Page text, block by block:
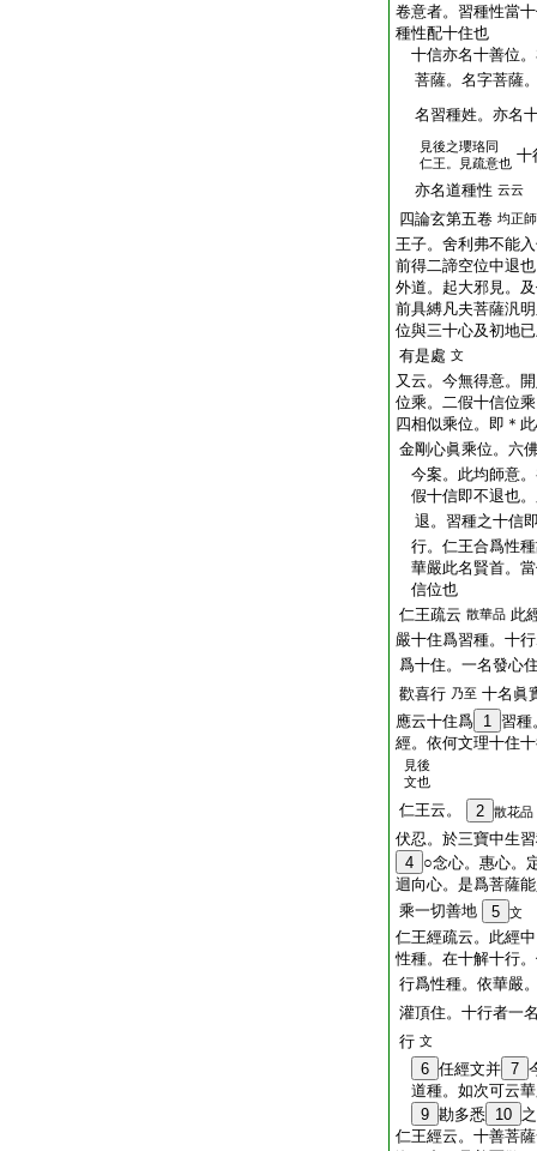
卷意者。習種性當
種性配十住也
十信亦名十善位
菩薩。名字菩薩
名習種姓。亦名
見後之瓔珞同
仁王。見疏意也 十
亦名道種性 云云
四論玄第五卷 均正師
王子。舍利弗不能
前得二諦空位中退
外道。起大邪見。
前具縛凡夫菩薩汎
位與三十心及初地
有是處 文
又云。今無得意。
位乘。二假十信位
四相似乘位。即＊
金剛心眞乘位。六
今案。此均師意
假十信即不退也
退。習種之十信
行。仁王合爲性
華嚴此名賢首。
信位也
仁王疏云 散華品 此
嚴十住爲習種。十
爲十住。一名發心
歡喜行 乃至 十名眞
應云十住爲 1 習種
經。依何文理十住
見後
文也
仁王云。 2 散花品
伏忍。於三寶中生
4 ○念心。惠心。
迴向心。是爲菩薩
乘一切善地
5 文
仁王經疏云。此經
性種。在十解十行
行爲性種。依華嚴
灌頂住。十行者一
行 文
6 任經文并 7
道種。如次可云
9 勘多悉 10 之
仁王經云。十善菩